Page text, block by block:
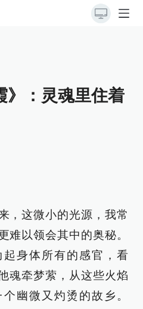
》：灵魂里住着
，这微小的光源，我常
难以领会其中的奥秘。
身体所有的感官，看
魂牵梦萦，从这些火焰
幽微又灼烫的故乡。